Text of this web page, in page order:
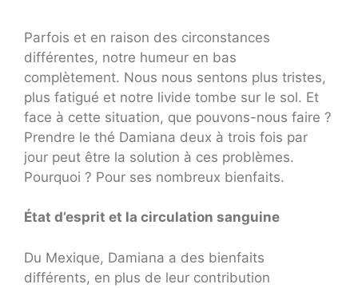
Parfois et en raison des circonstances
différentes, notre humeur en bas
complètement. Nous nous sentons plus tristes,
plus fatigué et notre livide tombe sur le sol. Et
face à cette situation, que pouvons-nous faire ?
Prendre le thé Damiana deux à trois fois par
jour peut être la solution à ces problèmes.
Pourquoi ? Pour ses nombreux bienfaits.
État d’esprit et la circulation sanguine
Du Mexique, Damiana a des bienfaits
différents, en plus de leur contribution